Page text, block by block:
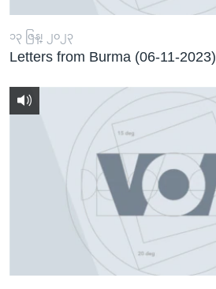
၁၃ ဇြန္၊ ၂၀၂၃
Letters from Burma (06-11-2023)